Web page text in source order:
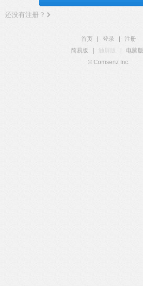
还没有注册？
首页 登录
注册
简易版
触屏版 电脑版
© Comsenz Inc.